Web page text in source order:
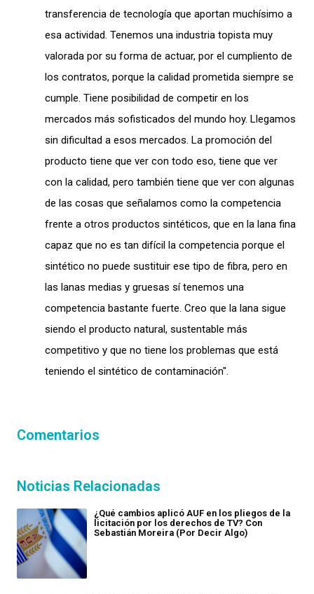
transferencia de tecnología que aportan muchísimo a
esa actividad. Tenemos una industria topista muy
valorada por su forma de actuar, por el cumpliento de
los contratos, porque la calidad prometida siempre se
cumple. Tiene posibilidad de competir en los
mercados más sofisticados del mundo hoy. Llegamos
sin dificultad a esos mercados. La promoción del
producto tiene que ver con todo eso, tiene que ver
con la calidad, pero también tiene que ver con algunas
de las cosas que señalamos como la competencia
frente a otros productos sintéticos, que en la lana fina
capaz que no es tan difícil la competencia porque el
sintético no puede sustituir ese tipo de fibra, pero en
las lanas medias y gruesas sí tenemos una
competencia bastante fuerte. Creo que la lana sigue
siendo el producto natural, sustentable más
competitivo y que no tiene los problemas que está
teniendo el sintético de contaminación".
Comentarios
Noticias Relacionadas
¿Qué cambios aplicó AUF en los pliegos de la
licitación por los derechos de TV? Con
Sebastián Moreira (Por Decir Algo)